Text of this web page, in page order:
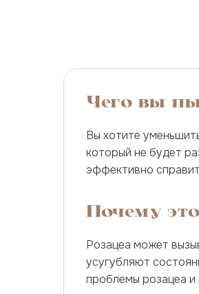
Чего вы
Вы хотите
который не будет
эффективно
Почему
Розацеа может
усугубляют
проблемы розацеа и